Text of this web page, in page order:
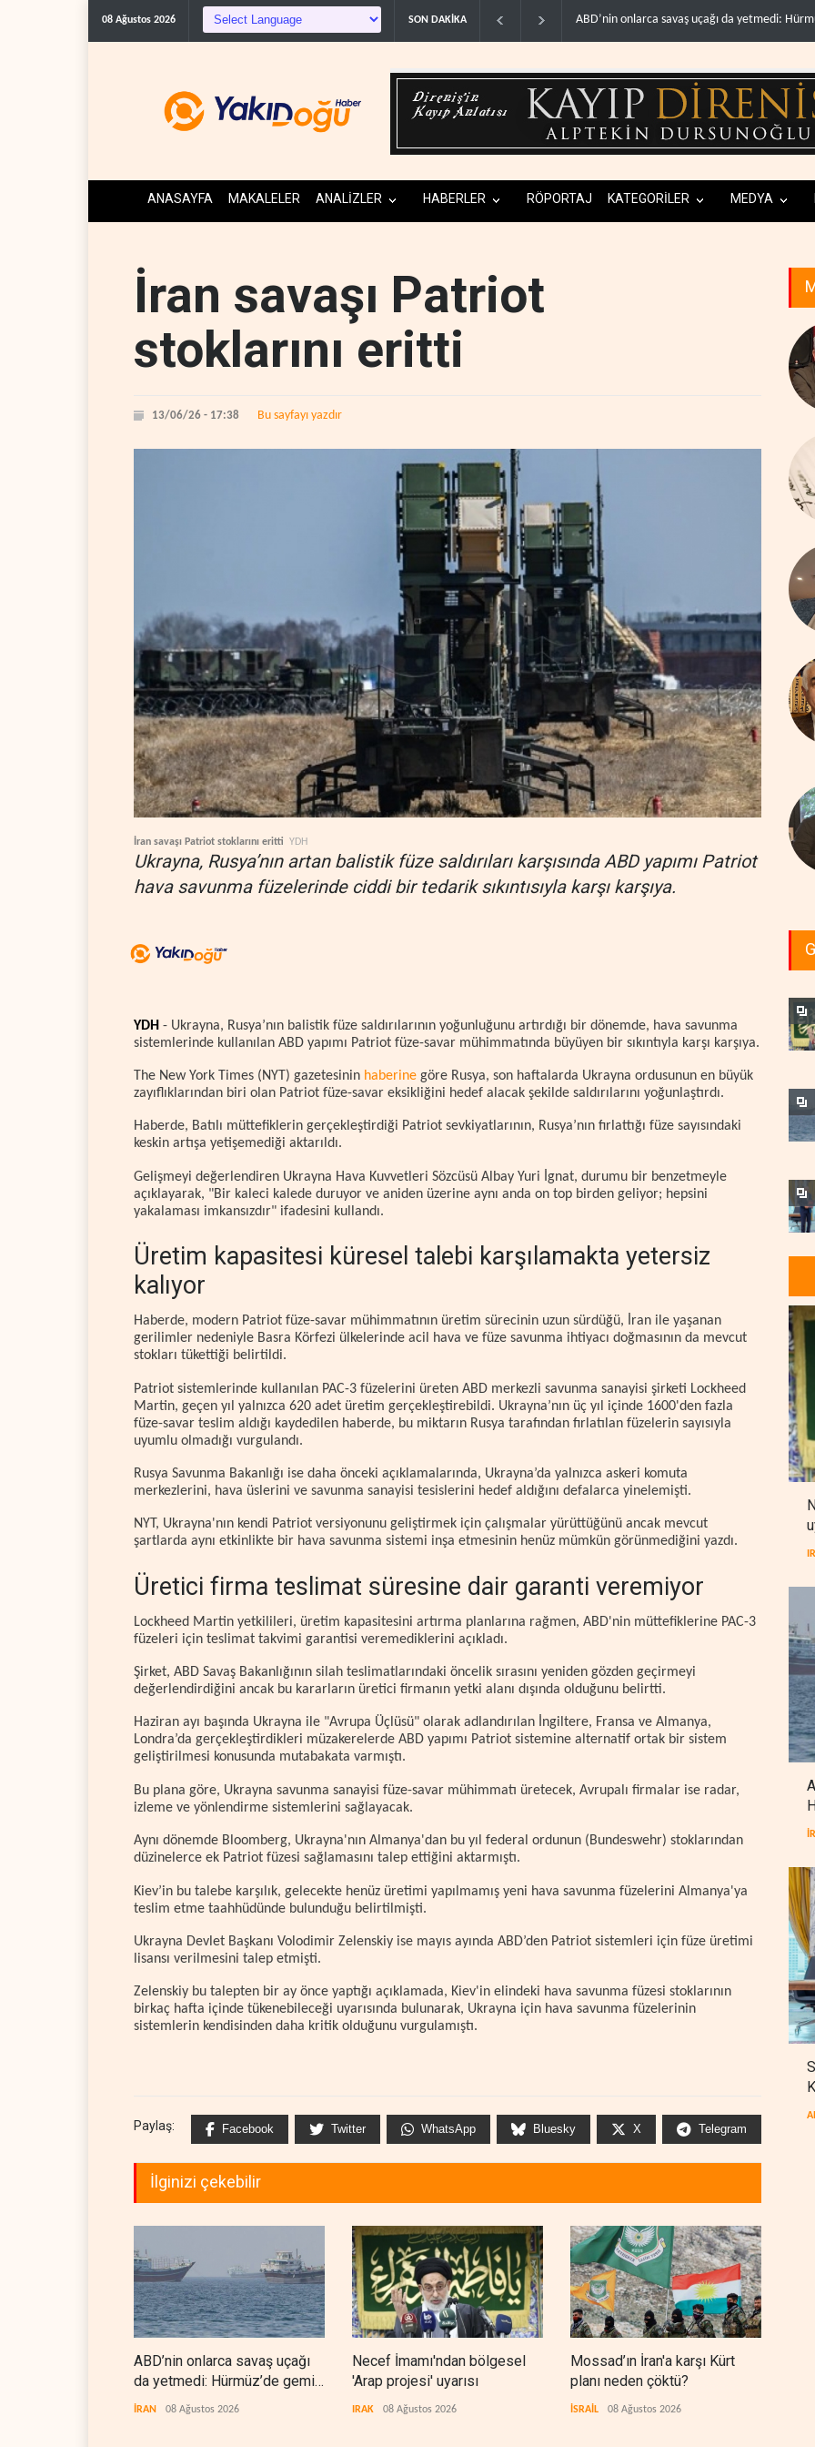
08 Ağustos 2026 SON DAKİKA
ABD’nin onlarca savaş uçağı da yetmedi: Hürmüz’de .. Necef İmamı'ndan bölgesel 'Arap projesi'
ANASAYFA MAKALELER ANALİZLER HABERLER RÖPORTAJ KATEGORİLER MEDYA
İran savaşı Patriot
stoklarını eritti
13/06/26 - 17:38 Bu sayfayı yazdır
İran savaşı Patriot stoklarını eritti YDH
Ukrayna, Rusya’nın artan balistik füze saldırıları karşısında ABD yapımı Patriot
hava savunma füzelerinde ciddi bir tedarik sıkıntısıyla karşı karşıya.
YDH - Ukrayna, Rusya’nın balistik füze saldırılarının yoğunluğunu artırdığı bir dönemde, hava savunma
sistemlerinde kullanılan ABD yapımı Patriot füze-savar mühimmatında büyüyen bir sıkıntıyla karşı karşıya.
The New York Times (NYT) gazetesinin haberine göre Rusya, son haftalarda Ukrayna ordusunun en büyük
zayıflıklarından biri olan Patriot füze-savar eksikliğini hedef alacak şekilde saldırılarını yoğunlaştırdı.
Haberde, Batılı müttefiklerin gerçekleştirdiği Patriot sevkiyatlarının, Rusya’nın fırlattığı füze sayısındaki
keskin artışa yetişemediği aktarıldı.
Gelişmeyi değerlendiren Ukrayna Hava Kuvvetleri Sözcüsü Albay Yuri İgnat, durumu bir benzetmeyle
açıklayarak, "Bir kaleci kalede duruyor ve aniden üzerine aynı anda on top birden geliyor; hepsini
yakalaması imkansızdır" ifadesini kullandı.
Üretim kapasitesi küresel talebi karşılamakta yetersiz
kalıyor
Haberde, modern Patriot füze-savar mühimmatının üretim sürecinin uzun sürdüğü, İran ile yaşanan
gerilimler nedeniyle Basra Körfezi ülkelerinde acil hava ve füze savunma ihtiyacı doğmasının da mevcut
stokları tükettiği belirtildi.
Patriot sistemlerinde kullanılan PAC-3 füzelerini üreten ABD merkezli savunma sanayisi şirketi Lockheed
Martin, geçen yıl yalnızca 620 adet üretim gerçekleştirebildi. Ukrayna’nın üç yıl içinde 1600'den fazla
füze-savar teslim aldığı kaydedilen haberde, bu miktarın Rusya tarafından fırlatılan füzelerin sayısıyla
uyumlu olmadığı vurgulandı.
Rusya Savunma Bakanlığı ise daha önceki açıklamalarında, Ukrayna’da yalnızca askeri komuta
merkezlerini, hava üslerini ve savunma sanayisi tesislerini hedef aldığını defalarca yinelemişti.
NYT, Ukrayna'nın kendi Patriot versiyonunu geliştirmek için çalışmalar yürüttüğünü ancak mevcut
şartlarda aynı etkinlikte bir hava savunma sistemi inşa etmesinin henüz mümkün görünmediğini yazdı.
Üretici firma teslimat süresine dair garanti veremiyor
Lockheed Martin yetkilileri, üretim kapasitesini artırma planlarına rağmen, ABD'nin müttefiklerine PAC-3
füzeleri için teslimat takvimi garantisi veremediklerini açıkladı.
Şirket, ABD Savaş Bakanlığının silah teslimatlarındaki öncelik sırasını yeniden gözden geçirmeyi
değerlendirdiğini ancak bu kararların üretici firmanın yetki alanı dışında olduğunu belirtti.
Haziran ayı başında Ukrayna ile "Avrupa Üçlüsü" olarak adlandırılan İngiltere, Fransa ve Almanya,
Londra’da gerçekleştirdikleri müzakerelerde ABD yapımı Patriot sistemine alternatif ortak bir sistem
geliştirilmesi konusunda mutabakata varmıştı.
Bu plana göre, Ukrayna savunma sanayisi füze-savar mühimmatı üretecek, Avrupalı firmalar ise radar,
izleme ve yönlendirme sistemlerini sağlayacak.
Aynı dönemde Bloomberg, Ukrayna'nın Almanya'dan bu yıl federal ordunun (Bundeswehr) stoklarından
düzinelerce ek Patriot füzesi sağlamasını talep ettiğini aktarmıştı.
Kiev’in bu talebe karşılık, gelecekte henüz üretimi yapılmamış yeni hava savunma füzelerini Almanya'ya
teslim etme taahhüdünde bulunduğu belirtilmişti.
Ukrayna Devlet Başkanı Volodimir Zelenskiy ise mayıs ayında ABD’den Patriot sistemleri için füze üretimi
lisansı verilmesini talep etmişti.
Zelenskiy bu talepten bir ay önce yaptığı açıklamada, Kiev'in elindeki hava savunma füzesi stoklarının
birkaç hafta içinde tükenebileceği uyarısında bulunarak, Ukrayna için hava savunma füzelerinin
sistemlerin kendisinden daha kritik olduğunu vurgulamıştı.
Paylaş: Facebook Twitter WhatsApp Bluesky X Telegram
İlginizi çekebilir
ABD’nin onlarca savaş uçağı
da yetmedi: Hürmüz’de gemi
vuruldu
İRAN 08 Ağustos 2026
Necef İmamı'ndan bölgesel
'Arap projesi' uyarısı
IRAK 08 Ağustos 2026
Mossad’ın İran'a karşı Kürt
planı neden çöktü?
İSRAİL 08 Ağustos 2026